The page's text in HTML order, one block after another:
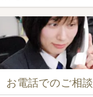
お電話でのご相談